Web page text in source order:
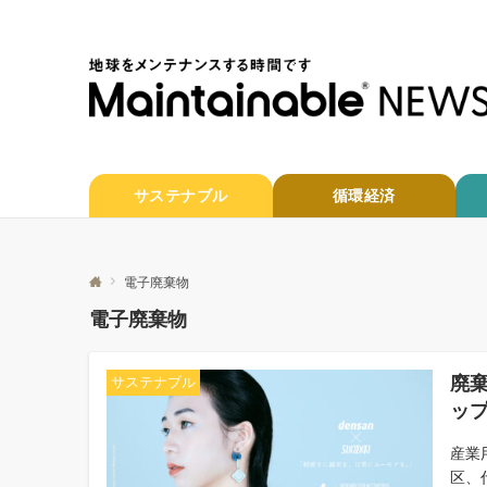
サステナブル 循環経済
電子廃棄物
電子廃棄物
サステナブル
廃
ッ
産業
区、